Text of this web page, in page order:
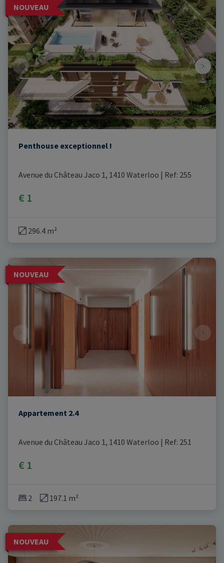
NOUVEAU
Penthouse exceptionnel !
Avenue du Château Jaco 1, 1410 Waterloo | Ref: 255
€ 1
296.4 m²
NOUVEAU
Appartement 2.4
Avenue du Château Jaco 1, 1410 Waterloo | Ref: 251
€ 1
2 197.1 m²
NOUVEAU